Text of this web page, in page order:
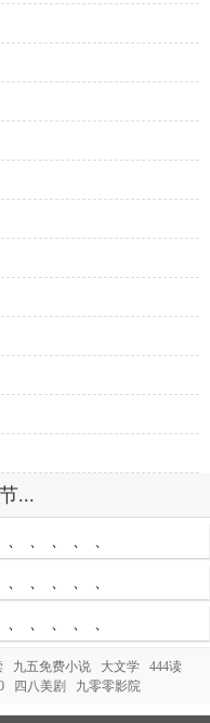
...
、 、 、 、 、
、 、 、 、 、
、 、 、 、 、
九五免费小说 大文学
444读
四八美剧 九零零影院